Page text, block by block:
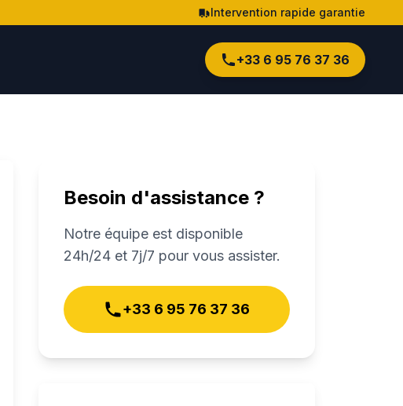
Intervention rapide garantie
+33 6 95 76 37 36
Besoin d'assistance ?
Notre équipe est disponible
24h/24 et 7j/7 pour vous assister.
+33 6 95 76 37 36